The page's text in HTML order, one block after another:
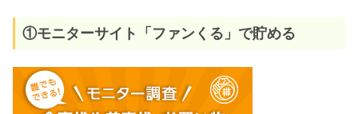
①モニターサイト「ファンくる」で貯める